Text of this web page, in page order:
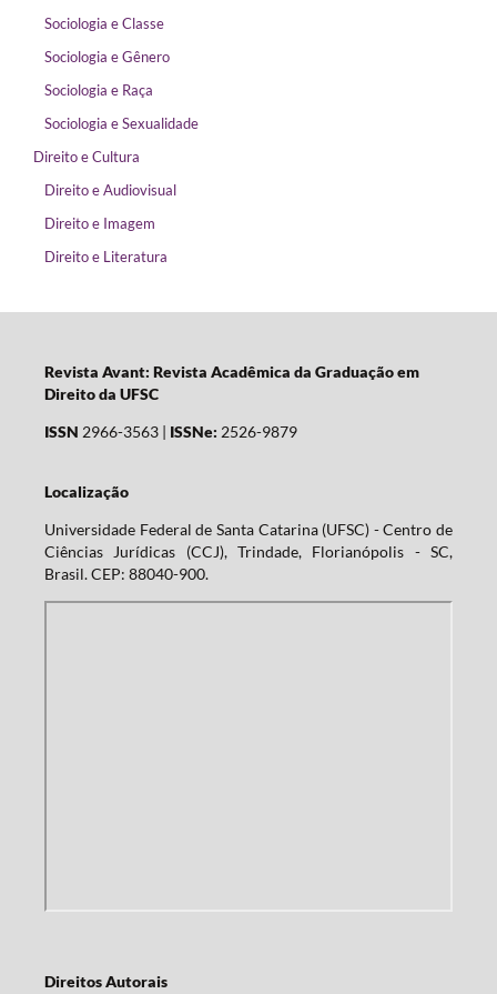
Sociologia e Classe
Sociologia e Gênero
Sociologia e Raça
Sociologia e Sexualidade
Direito e Cultura
Direito e Audiovisual
Direito e Imagem
Direito e Literatura
Revista Avant: Revista Acadêmica da Graduação em
Direito da UFSC
ISSN 2966-3563 | ISSNe: 2526-9879
Localização
Universidade Federal de Santa Catarina (UFSC) - Centro de
Ciências Jurídicas (CCJ), Trindade, Florianópolis - SC,
Brasil. CEP: 88040-900.
Direitos Autorais